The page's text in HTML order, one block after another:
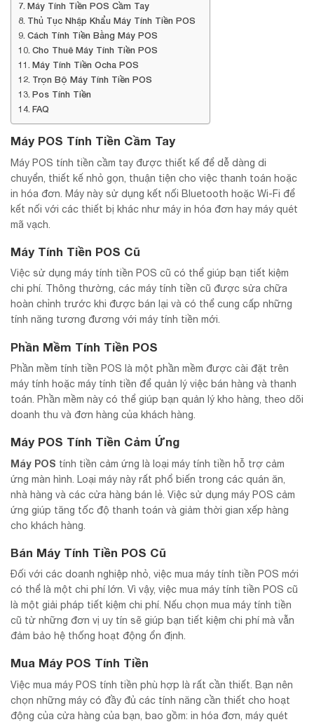
Máy Tính Tiền POS Cầm Tay
Thủ Tục Nhập Khẩu Máy Tính Tiền POS
Cách Tính Tiền Bằng Máy POS
Cho Thuê Máy Tính Tiền POS
Máy Tính Tiền Ocha POS
Trọn Bộ Máy Tính Tiền POS
Pos Tính Tiền
FAQ
Máy POS Tính Tiền Cầm Tay
Máy POS tính tiền cầm tay được thiết kế để dễ dàng di
chuyển, thiết kế nhỏ gọn, thuận tiện cho việc thanh toán hoặc
in hóa đơn. Máy này sử dụng kết nối Bluetooth hoặc Wi-Fi để
kết nối với các thiết bị khác như máy in hóa đơn hay máy quét
mã vạch.
Máy Tính Tiền POS Cũ
Việc sử dụng máy tính tiền POS cũ có thể giúp bạn tiết kiệm
chi phí. Thông thường, các máy tính tiền cũ được sửa chữa
hoàn chỉnh trước khi được bán lại và có thể cung cấp những
tính năng tương đương với máy tính tiền mới.
Phần Mềm Tính Tiền POS
Phần mềm tính tiền POS là một phần mềm được cài đặt trên
máy tính hoặc máy tính tiền để quản lý việc bán hàng và thanh
toán. Phần mềm này có thể giúp bạn quản lý kho hàng, theo dõi
doanh thu và đơn hàng của khách hàng.
Máy POS Tính Tiền Cảm Ứng
Máy POS tính tiền cảm ứng là loại máy tính tiền hỗ trợ cảm
ứng màn hình. Loại máy này rất phổ biến trong các quán ăn,
nhà hàng và các cửa hàng bán lẻ. Việc sử dụng máy POS cảm
ứng giúp tăng tốc độ thanh toán và giảm thời gian xếp hàng
cho khách hàng.
Bán Máy Tính Tiền POS Cũ
Đối với các doanh nghiệp nhỏ, việc mua máy tính tiền POS mới
có thể là một chi phí lớn. Vì vậy, việc mua máy tính tiền POS cũ
là một giải pháp tiết kiệm chi phí. Nếu chọn mua máy tính tiền
cũ từ những đơn vị uy tín sẽ giúp bạn tiết kiệm chi phí mà vẫn
đảm bảo hệ thống hoạt động ổn định.
Mua Máy POS Tính Tiền
Việc mua máy POS tính tiền phù hợp là rất cần thiết. Bạn nên
chọn những máy có đầy đủ các tính năng cần thiết cho hoạt
động của cửa hàng của bạn, bao gồm: in hóa đơn, máy quét